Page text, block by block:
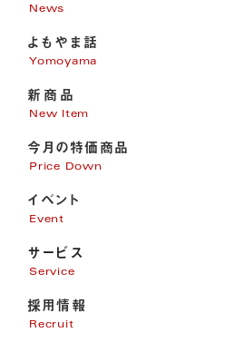
News
よもやま話
Yomoyama
新商品
New Item
今月の特価商品
Price Down
イベント
Event
サービス
Service
家電販売
家電修理
採用情報
Recruit